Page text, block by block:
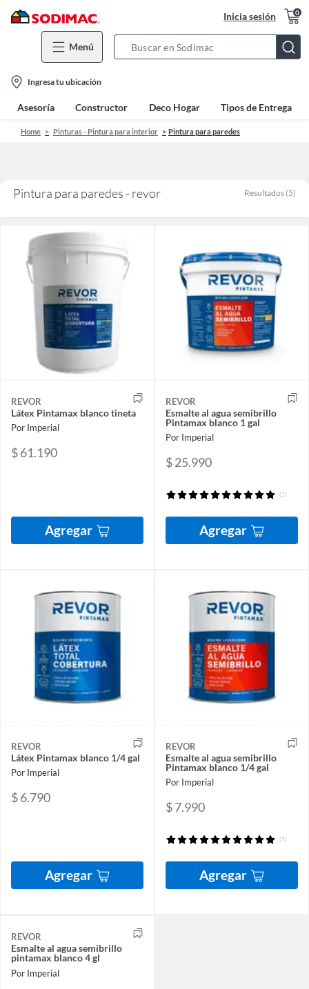
Inicia sesión 0
Menú
Bar
location-
icon
Ingresa tu ubicación
Asesoría Constructor Deco Hogar Tipos de Entrega
Home Pinturas - Pintura para interior Pintura para paredes
Pintura para paredes - revor Resultados (5)
REVOR
Látex Pintamax blanco tineta
Por Imperial
$ 61.190
Agregar
REVOR
Esmalte al agua semibrillo
Pintamax blanco 1 gal
Por Imperial
$ 25.990
(1)
Agregar
REVOR
Látex Pintamax blanco 1/4 gal
Por Imperial
$ 6.790
Agregar
REVOR
Esmalte al agua semibrillo
Pintamax blanco 1/4 gal
Por Imperial
$ 7.990
(1)
Agregar
REVOR
Esmalte al agua semibrillo
pintamax blanco 4 gl
Por Imperial